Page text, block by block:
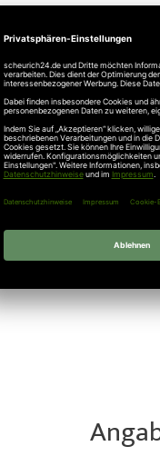
ca. 20 % reduziert
Toren, Personen und
Pro 2.500 mmlässt
optimale
und unterstützt den
Set für
und einer
den effektiven